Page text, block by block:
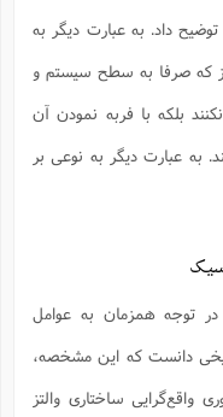
داد. به عبارت دیگر به
که صرفا به سطح سیستم و
بلکه با فربه نمودن آن
به عبارت دیگر به نوعی بر
توجه همزمان به عوامل
دانست که این مشخصه،
واقع‌گرایی ساختاری والتز